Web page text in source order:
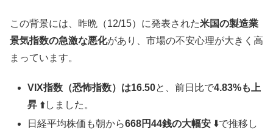
この背景には、昨晩（12/15）に発表された米国の製造業
景気指数の急激な悪化があり、市場の不安心理が大きく高
まっています。
VIX指数（恐怖指数）は16.50と、前日比で4.83%も上
昇 ⬆️しました。
日経平均株価も朝から668円44銭の大幅安 ⬇️で推移し